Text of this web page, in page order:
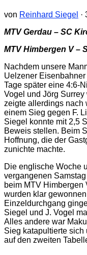
von Reinhard Siegel ·
MTV Gerdau – SC
MTV Himbergen V –
Nachdem unsere
Uelzener
Tage später eine 4:6-
Vogel und Jörg
zeigte allerdings nach
einem Sieg gegen F.
Siegel konnte mit 2,5
Beweis stellen. Beim
Hoffnung, die der
zunichte machte.
Die englische Woche
vergangenen
beim MTV Himbergen
wurden klar
Einzeldurchgang
Siegel und J. Vogel
Alles andere war
Sieg katapultierte sich
auf den zweiten